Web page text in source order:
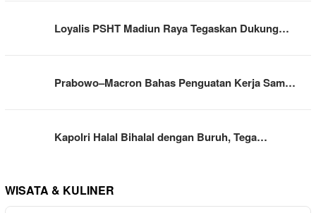
Loyalis PSHT Madiun Raya Tegaskan Dukung…
Prabowo–Macron Bahas Penguatan Kerja Sam…
Kapolri Halal Bihalal dengan Buruh, Tega…
WISATA & KULINER